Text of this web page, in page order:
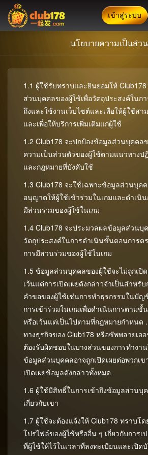
เข้าสู่ระบบ
บ้าน
คาสิโน สด
สล็อต
กีฬา
Bingo
Mines
Crash
RNG
Poker
นโยบายความเป็นส่ว
1.1 ผู้ใช้รับทราบและยินยอมให้
ส่วนบุคคลของผู้ใช้เพื่อวัตถุประสงค์ในก
ถึงและใช้งานเว็บไซต์และเพื่อให้ผู้ใช้สา
และเพื่อให้บริการเพิ่มเติมแก่ผู้ใช้
1.2 Club178 จะปกป้องข้อมูลส่วนบุคคล
ความเป็นส่วนตัวของผู้ใช้ตามแนวทางป
และกฎหมายที่บังคับใช้
1.3 Club178 จะใช้เฉพาะข้อมูลส่วนบุค
อนุญาตให้ผู้ใช้เข้าร่วมในเกมและดำเนิ
มีส่วนร่วมของผู้ใช้ในเกม
1.4 Club178 จะประมวลผลข้อมูลส่วนบุ
วัตถุประสงค์ในการดำเนินขั้นตอนการต
การมีส่วนร่วมของผู้ใช้ในเกม
1.5 ข้อมูลส่วนบุคคลของผู้ใช้จะไม่ถูกเปิ
เว้นแต่การเปิดเผยดังกล่าวจำเป็นสำหรั
คำขอของผู้ใช้เช่นการทำธุรกรรมในบั
การเข้าร่วมในเกมเพื่อดำเนินการตามขั้
หรือเว้นแต่เป็นไปตามที่กฎหมายกำหนด
ทางธุรกิจของ Club178 หรือซัพพลายเอ
ต้องรับผิดชอบในบางส่วนของการทำงา
ข้อมูลส่วนบุคคลอาจถูกเปิดเผยต่อพวกเ
เปิดเผยข้อมูลดังกล่าวทั้งหมด
1.6 ผู้ใช้มีสิทธิ์ในการเข้าถึงข้อมูลส่วนบุ
เกี่ยวกับเขา
1.7 ผู้ใช้จะต้องแจ้งให้ Club178 ทราบโ
โปรไฟล์ของผู้ใช้หรืออื่น ๆ เกี่ยวกับการ
ที่ผู้ใช้ให้ไว้ในเวลาที่ลงทะเบียนและเปิ